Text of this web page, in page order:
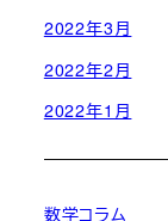
2022年3月
2022年2月
2022年1月
数学コラム